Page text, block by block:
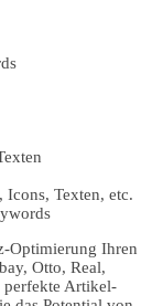
Texten, etc.
Optimierung Ihren
Otto, Real,
perfekte Artikel-